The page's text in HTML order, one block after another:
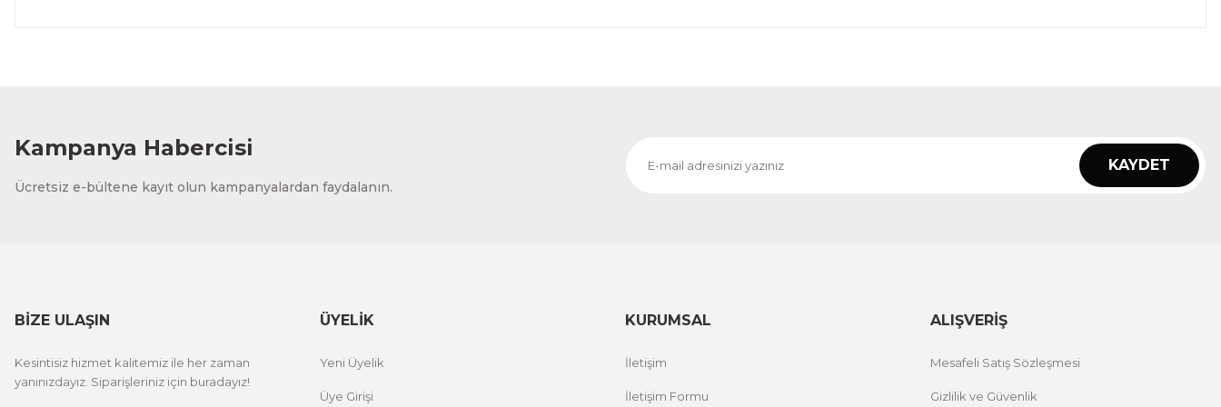
Kampanya Habercisi
Ücretsiz e-bültene kayıt olun kampanyalardan faydalanın.
KAYDET
BİZE ULAŞIN
Kesintisiz hizmet kalitemiz ile her zaman
yanınızdayız. Siparişleriniz için buradayız!
ÜYELİK
Yeni Üyelik
Üye Girişi
KURUMSAL
İletişim
İletişim Formu
ALIŞVERİŞ
Mesafeli Satış Sözleşmesi
Gizlilik ve Güvenlik